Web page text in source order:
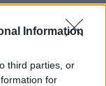
Information
third parties, or
for